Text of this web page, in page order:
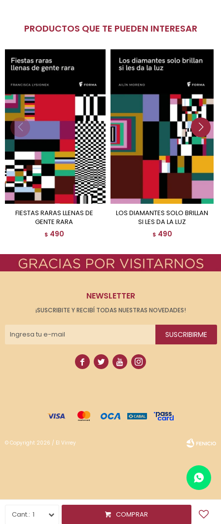
1 COMPRAR
PRODUCTOS QUE TE PUEDEN INTERESAR
FIESTAS RARAS LLENAS DE
GENTE RARA
$ 490
LOS DIAMANTES SOLO BRILLAN
SI LES DA LA LUZ
$ 490
NEWSLETTER
¡SUSCRIBITE Y RECIBÍ TODAS NUESTRAS NOVEDADES!
SUSCRIBIRME
   
© Copyright 2026 / El Virrey
Fenicio